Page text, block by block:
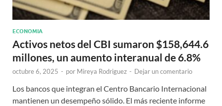
ECONOMIA
Activos netos del CBI sumaron $158,644.6
millones, un aumento interanual de 6.8%
octubre 6, 2025 - por Mireya Rodriguez - Dejar un comentario
Los bancos que integran el Centro Bancario Internacional
mantienen un desempeño sólido. El más reciente informe